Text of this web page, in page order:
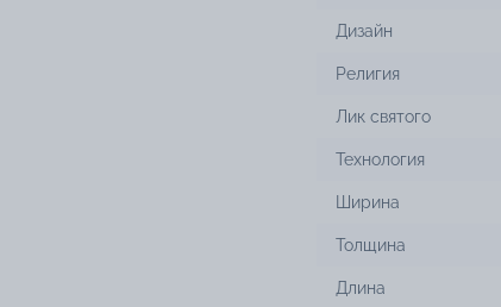
Дизайн
Религия
Лик святого
Технология
Ширина
Толщина
Длина